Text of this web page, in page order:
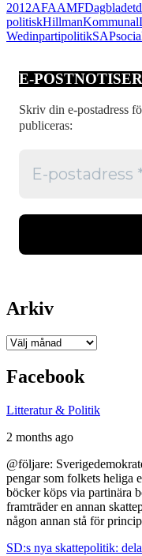
efterträdare
borde
lämna
2012AFAAMFDagbladet
politiskHillmanKommunal
WedinpartipolitikSAP
E-POSTNOTISER
Skriv din e-postadress
publiceras:
Arkiv
Arkiv
Facebook
Litteratur & Politik
2 months ago
@följare:
pengar som folkets heliga
böcker köps via partinära
framträder en annan
någon annan stå för
SD:s nya skattepolitik: